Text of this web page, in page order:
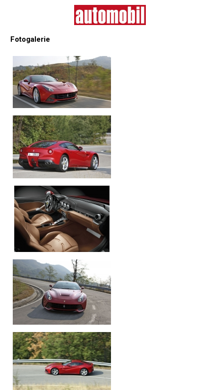
Fotogalerie